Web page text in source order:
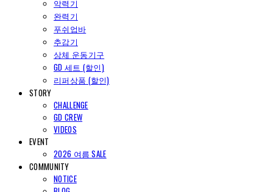
악력기
완력기
푸쉬업바
추감기
상체 운동기구
GD 세트 (할인)
리퍼상품 (할인)
STORY
CHALLENGE
GD CREW
VIDEOS
EVENT
2026 여름 SALE
COMMUNITY
NOTICE